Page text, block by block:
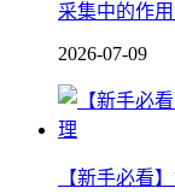
采集中的作
2026-07-09
【新手必看